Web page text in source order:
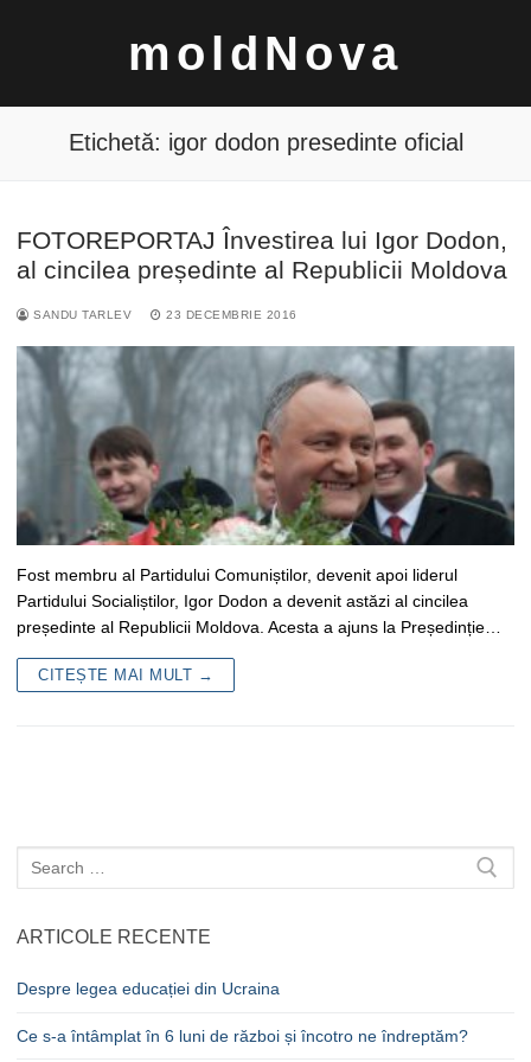
moldNova
Caută
Etichetă: igor dodon presedinte oficial
FOTOREPORTAJ Învestirea lui Igor Dodon,
al cincilea președinte al Republicii Moldova
SANDU TARLEV 23 DECEMBRIE 2016
Fost membru al Partidului Comuniștilor, devenit apoi liderul
Partidului Socialiștilor, Igor Dodon a devenit astăzi al cincilea
președinte al Republicii Moldova. Acesta a ajuns la Președinție…
CITEȘTE MAI MULT →
Caută
după:
ARTICOLE RECENTE
Despre legea educației din Ucraina
Ce s-a întâmplat în 6 luni de război și încotro ne îndreptăm?